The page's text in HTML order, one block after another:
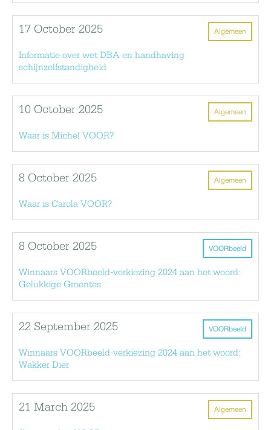
Algemeen
17 October 2025
Informatie over wet DBA en handhaving
schijnzelfstandigheid
Algemeen
10 October 2025
Waar is Michel VOOR?
Algemeen
8 October 2025
Waar is Carola VOOR?
VOORbeeld
8 October 2025
Winnaars VOORbeeld-verkiezing 2024 aan het woord:
Gelukkige Groentes
VOORbeeld
22 September 2025
Winnaars VOORbeeld-verkiezing 2024 aan het woord:
Wakker Dier
Algemeen
21 March 2025